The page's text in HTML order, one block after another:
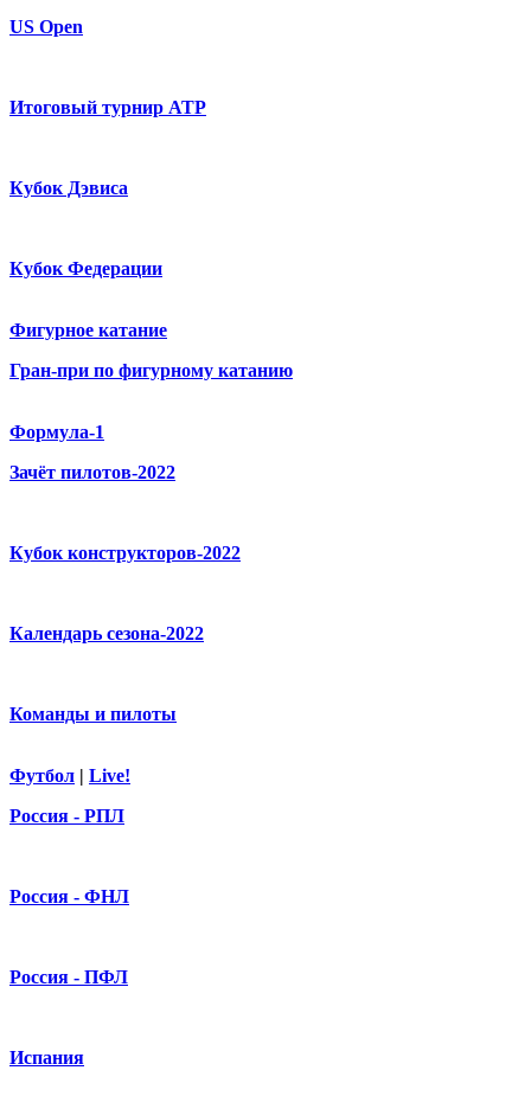
US Open
Итоговый турнир ATP
Кубок Дэвиса
Кубок Федерации
Фигурное катание
Гран-при по фигурному катанию
Формула-1
Зачёт пилотов-2022
Кубок конструкторов-2022
Календарь сезона-2022
Команды и пилоты
Футбол | Live!
Россия - РПЛ
Россия - ФНЛ
Россия - ПФЛ
Испания